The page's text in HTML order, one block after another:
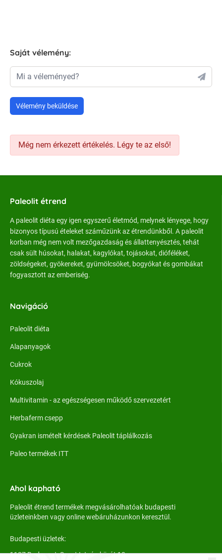
Saját vélemény:
Mi a véleményed?
Vélemény beküldése
Még nem érkezett értékelés. Légy te az első!
Paleolit étrend
A paleolit diéta egy igen egyszerű életmód, melynek lényege, hogy
bizonyos típusú ételeket száműzünk az étrendünkből. A paleolit
korban még nem volt mezőgazdaság és állattenyésztés, tehát
csak sült húsokat, halakat, kagylókat, tojásokat, dióféléket,
zöldségeket, gyökereket, gyümölcsöket, bogyókat és gombákat
fogyasztott az emberiség.
Navigáció
Paleolit diéta
Alapanyagok
Cukrok
Kókuszolaj
Multivitamin - az egészségesen működő szervezetért
Herbaferm csepp
Gyakran ismételt kérdések Paleolit táplálkozás
Paleo termékek ITT
Ahol kapható
Paleolit étrend termékek megvásárolhatóak budapesti
üzleteinkben vagy online webáruházunkon keresztül.
Budapesti üzletek:
1137 Budapest, Szent István körút 18.